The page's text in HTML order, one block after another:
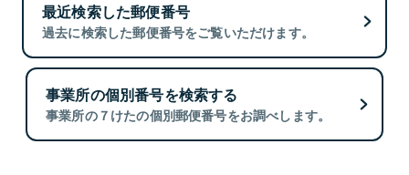
最近検索した郵便番号
過去に検索した郵便番号をご覧いただけます。
事業所の個別番号を検索する
事業所の７けたの個別郵便番号をお調べします。